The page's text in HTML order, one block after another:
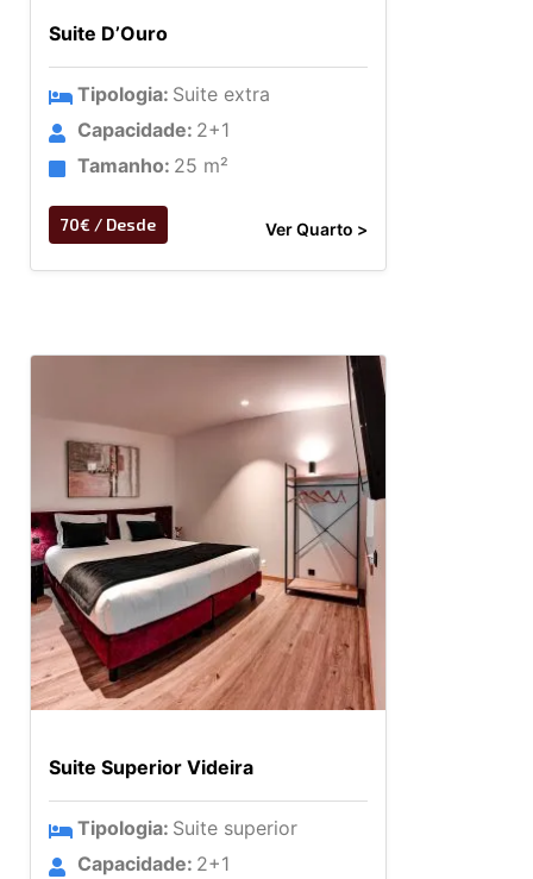
Suite D’Ouro
Tipologia: Suite extra
Capacidade: 2+1
Tamanho: 25 m²
70€ / Desde Ver Quarto >
Suite Superior Videira
Tipologia: Suite superior
Capacidade: 2+1